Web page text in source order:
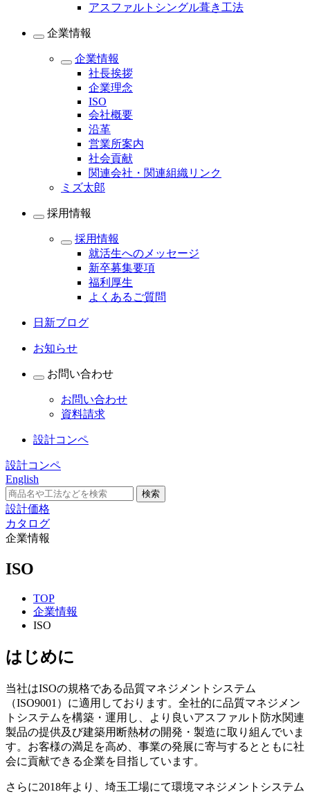
アスファルトシングル葺き工法
企業情報
企業情報
社長挨拶
企業理念
ISO
会社概要
沿革
営業所案内
社会貢献
関連会社・関連組織リンク
ミズ太郎
採用情報
採用情報
就活生へのメッセージ
新卒募集要項
福利厚生
よくあるご質問
日新ブログ
お知らせ
お問い合わせ
お問い合わせ
資料請求
設計コンペ
設計コンペ
English
設計価格
カタログ
企業情報
ISO
TOP
企業情報
ISO
はじめに
当社はISOの規格である品質マネジメントシステム
（ISO9001）に適用しております。全社的に品質マネジメン
トシステムを構築・運用し、より良いアスファルト防水関連
製品の提供及び建築用断熱材の開発・製造に取り組んでいま
す。お客様の満足を高め、事業の発展に寄与するとともに社
会に貢献できる企業を目指しています。
さらに2018年より、埼玉工場にて環境マネジメントシステム